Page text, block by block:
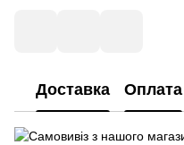
Доставка Оплата